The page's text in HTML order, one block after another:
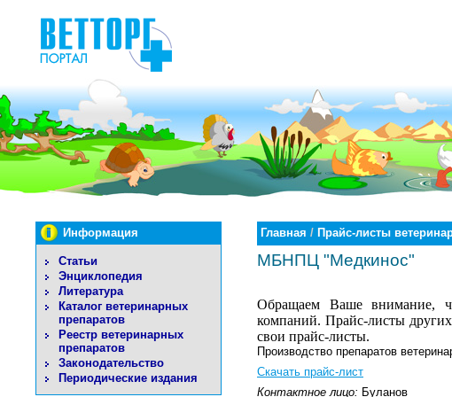
Информация
Статьи
Энциклопедия
Литература
Каталог ветеринарных
препаратов
Реестр ветеринарных
препаратов
Законодательство
Периодические издания
Главная / Прайс-листы
МБНПЦ "Медкинос"
Обращаем Ваше внимание,
компаний. Прайс-листы других
свои прайс-листы.
Производство препаратов
Скачать прайс-лист
Контактное лицо: Буланов